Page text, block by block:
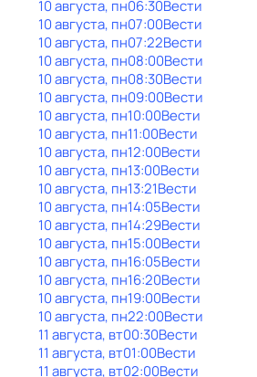
10 августа, пн06:30Вести
10 августа, пн07:00Вести
10 августа, пн07:22Вести
10 августа, пн08:00Вести
10 августа, пн08:30Вести
10 августа, пн09:00Вести
10 августа, пн10:00Вести
10 августа, пн11:00Вести
10 августа, пн12:00Вести
10 августа, пн13:00Вести
10 августа, пн13:21Вести
10 августа, пн14:05Вести
10 августа, пн14:29Вести
10 августа, пн15:00Вести
10 августа, пн16:05Вести
10 августа, пн16:20Вести
10 августа, пн19:00Вести
10 августа, пн22:00Вести
11 августа, вт00:30Вести
11 августа, вт01:00Вести
11 августа, вт02:00Вести